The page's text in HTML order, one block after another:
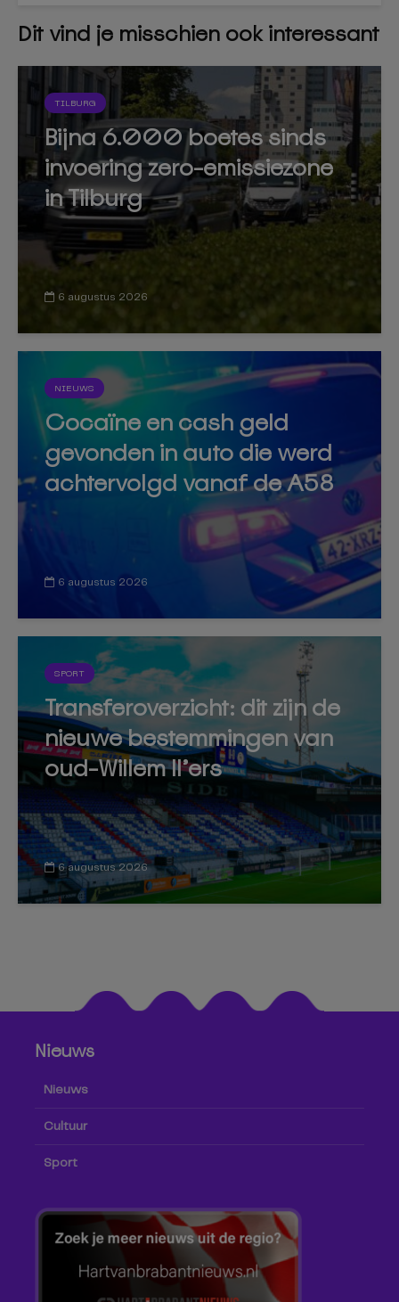
Dit vind je misschien ook interessant
TILBURG
Bijna 6.000 boetes sinds
invoering zero-emissiezone
in Tilburg
6 augustus 2026
NIEUWS
Cocaïne en cash geld
gevonden in auto die werd
achtervolgd vanaf de A58
6 augustus 2026
SPORT
Transferoverzicht: dit zijn de
nieuwe bestemmingen van
oud-Willem II’ers
6 augustus 2026
Nieuws
Nieuws
Cultuur
Sport